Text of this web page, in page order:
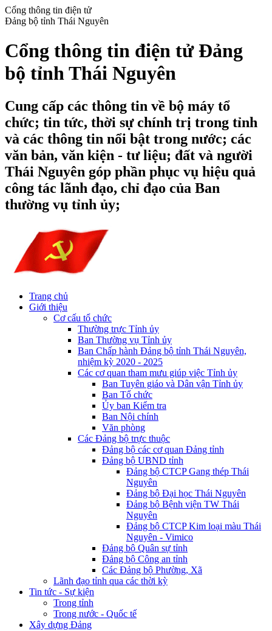
Cổng thông tin điện tử
Đảng bộ tỉnh Thái Nguyên
Cổng thông tin điện tử Đảng
bộ tỉnh Thái Nguyên
Cung cấp các thông tin về bộ máy tổ
chức; tin tức, thời sự chính trị trong tỉnh
và các thông tin nổi bật trong nước; các
văn bản, văn kiện - tư liệu; đất và người
Thái Nguyên góp phần phục vụ hiệu quả
công tác lãnh đạo, chỉ đạo của Ban
thường vụ tỉnh ủy;
Trang chủ
Giới thiệu
Cơ cấu tổ chức
Thường trực Tỉnh ủy
Ban Thường vụ Tỉnh ủy
Ban Chấp hành Đảng bộ tỉnh Thái Nguyên,
nhiệm kỳ 2020 - 2025
Các cơ quan tham mưu giúp việc Tỉnh ủy
Ban Tuyên giáo và Dân vận Tỉnh ủy
Ban Tổ chức
Ủy ban Kiểm tra
Ban Nội chính
Văn phòng
Các Đảng bộ trực thuộc
Đảng bộ các cơ quan Đảng tỉnh
Đảng bộ UBND tỉnh
Đảng bộ CTCP Gang thép Thái
Nguyên
Đảng bộ Đại học Thái Nguyên
Đảng bộ Bệnh viện TW Thái
Nguyên
Đảng bộ CTCP Kim loại màu Thái
Nguyên - Vimico
Đảng bộ Quân sự tỉnh
Đảng bộ Công an tỉnh
Các Đảng bộ Phường, Xã
Lãnh đạo tỉnh qua các thời kỳ
Tin tức - Sự kiện
Trong tỉnh
Trong nước - Quốc tế
Xây dựng Đảng